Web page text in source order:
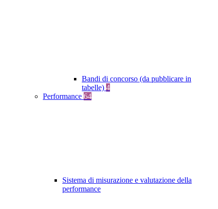
Bandi di concorso (da pubblicare in
tabelle) 4
Performance 64
Sistema di misurazione e valutazione della
performance